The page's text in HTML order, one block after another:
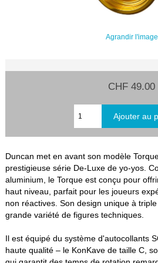
Agrandir l'image
CHF 49.00
Duncan met en avant son modèle
prestigieuse série De-Luxe de yo-yos.
aluminium, le Torque est conçu pour
haut niveau, parfait pour les joueurs
non réactives. Son design unique à
grande variété de figures techniques.
Il est équipé du système d'autocollants
haute qualité – le KonKave de taille C,